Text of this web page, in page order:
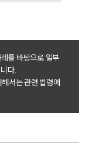
를 바탕으로 일부
다.
서는 관련 법령에